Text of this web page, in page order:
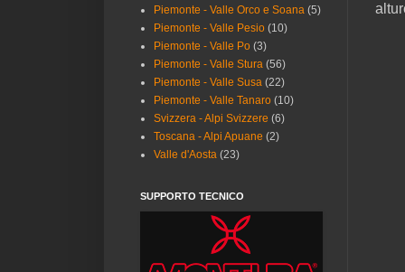
Piemonte - Valle Orco e Soana (5)
Piemonte - Valle Pesio (10)
Piemonte - Valle Po (3)
Piemonte - Valle Stura (56)
Piemonte - Valle Susa (22)
Piemonte - Valle Tanaro (10)
Svizzera - Alpi Svizzere (6)
Toscana - Alpi Apuane (2)
Valle d'Aosta (23)
SUPPORTO TECNICO